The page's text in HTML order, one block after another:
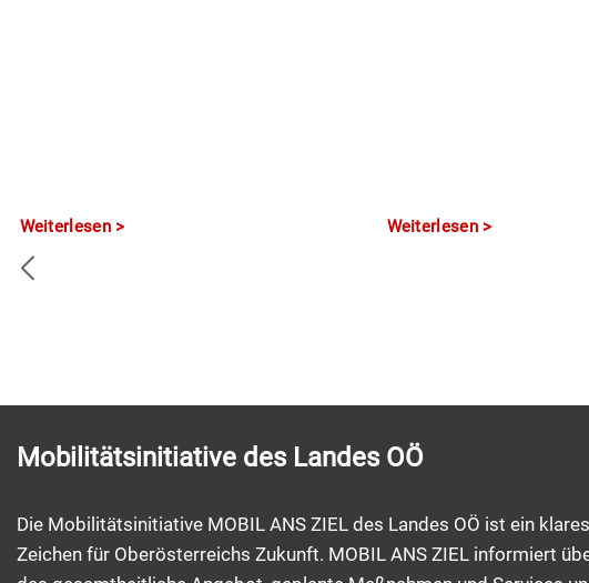
Weiterlesen Weiterlesen
Mobilitätsinitiative des Landes OÖ
Die Mobilitätsinitiative MOBIL ANS ZIEL des Landes OÖ ist ein klares
Zeichen für Oberösterreichs Zukunft. MOBIL ANS ZIEL informiert